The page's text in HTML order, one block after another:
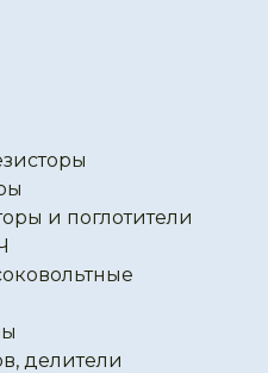
и поглотители
делители